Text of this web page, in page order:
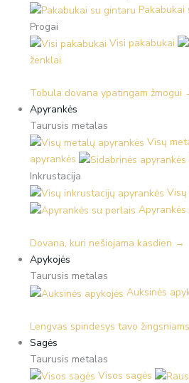
Pakabukai
Progai
Visi pakabukai
ženklai
Tobula dovana ypatingam žmogui
Apyrankės
Taurusis metalas
Visų
apyrankės
Inkrustacija
Dovana, kuri nešiojama kasdien →
Apykojės
Taurusis metalas
Auksinės
Lengvas spindesys tavo
Sagės
Taurusis metalas
Visos sagės